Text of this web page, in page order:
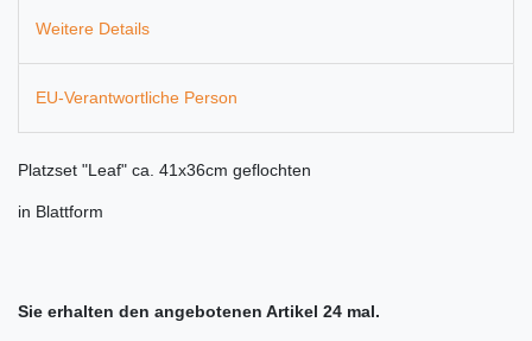
Weitere Details
EU-Verantwortliche Person
Platzset "Leaf" ca. 41x36cm geflochten
in Blattform
Sie erhalten den angebotenen Artikel 24 mal.